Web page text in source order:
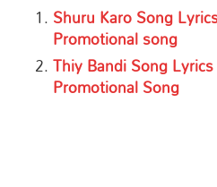
Shuru Karo Song
Promotional song
Thiy Bandi Song
Promotional Song